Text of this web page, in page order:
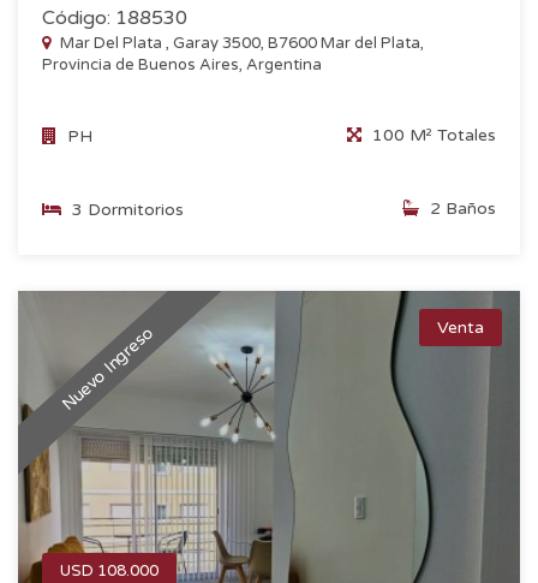
Código: 188530
Mar Del Plata , Garay 3500, B7600 Mar del Plata,
Provincia de Buenos Aires, Argentina
PH 100 M² Totales
3 Dormitorios 2 Baños
Nuevo Ingreso Venta
USD 108.000